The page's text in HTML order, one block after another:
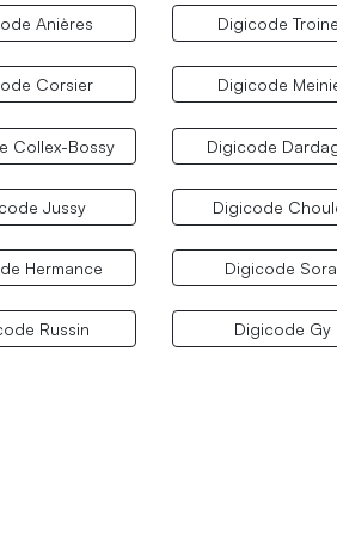
Anières Digicode
Corsier Digicode
Collex-Bossy Digicode
Jussy Digicode
Hermance Digicode
Russin Digicode Gy